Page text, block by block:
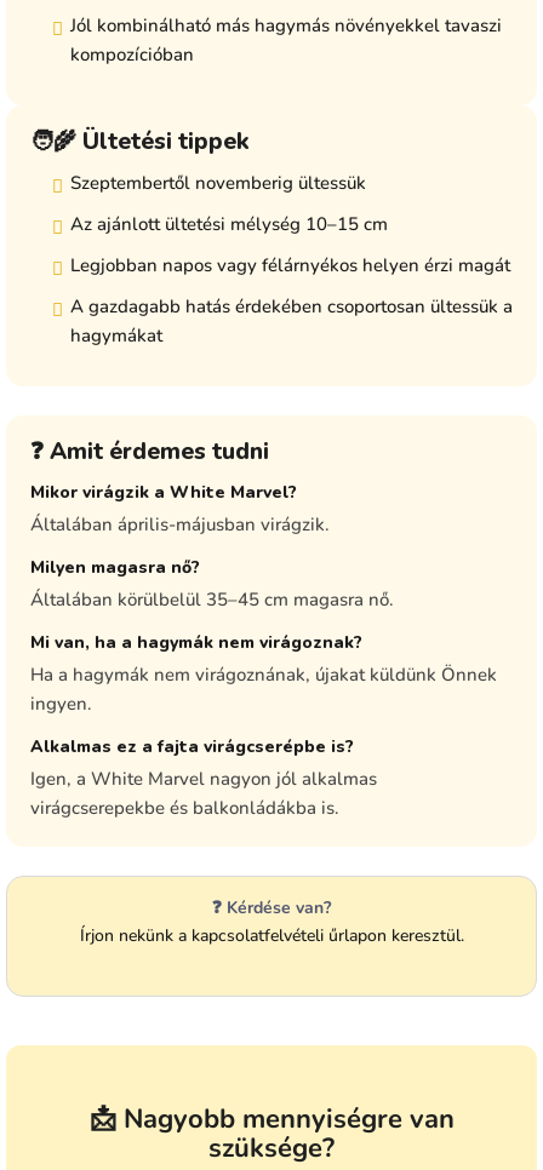
Jól kombinálható más hagymás növényekkel tavaszi
kompozícióban
🧑‍🌾 Ültetési tippek
Szeptembertől novemberig ültessük
Az ajánlott ültetési mélység 10–15 cm
Legjobban napos vagy félárnyékos helyen érzi magát
A gazdagabb hatás érdekében csoportosan ültessük a
hagymákat
❓ Amit érdemes tudni
Mikor virágzik a White Marvel?
Általában április-májusban virágzik.
Milyen magasra nő?
Általában körülbelül 35–45 cm magasra nő.
Mi van, ha a hagymák nem virágoznak?
Ha a hagymák nem virágoznának, újakat küldünk Önnek
ingyen.
Alkalmas ez a fajta virágcserépbe is?
Igen, a White Marvel nagyon jól alkalmas
virágcserepekbe és balkonládákba is.
❓ Kérdése van?
Írjon nekünk a kapcsolatfelvételi űrlapon keresztül.
📩 Nagyobb mennyiségre van
szüksége?